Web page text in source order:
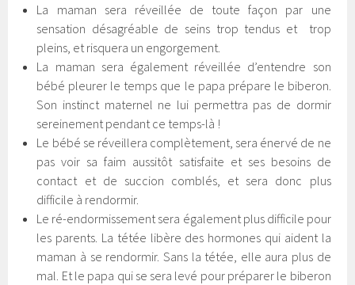
La maman sera réveillée de toute façon par une
sensation désagréable de seins trop tendus et trop
pleins, et risquera un engorgement.
La maman sera également réveillée d’entendre son
bébé pleurer le temps que le papa prépare le biberon.
Son instinct maternel ne lui permettra pas de dormir
sereinement pendant ce temps-là !
Le bébé se réveillera complètement, sera énervé de ne
pas voir sa faim aussitôt satisfaite et ses besoins de
contact et de succion comblés, et sera donc plus
difficile à rendormir.
Le ré-endormissement sera également plus difficile pour
les parents. La tétée libère des hormones qui aident la
maman à se rendormir. Sans la tétée, elle aura plus de
mal. Et le papa qui se sera levé pour préparer le biberon